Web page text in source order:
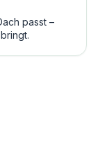
passt –